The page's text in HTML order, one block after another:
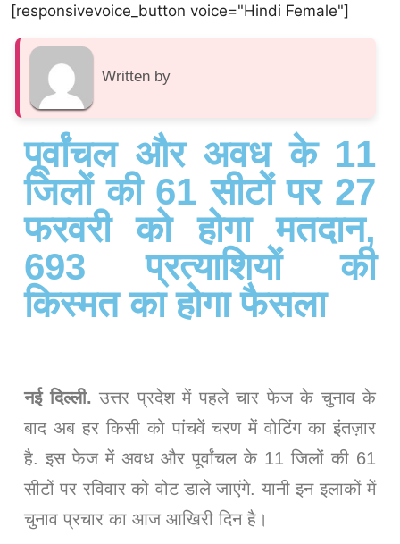
[responsivevoice_button voice="Hindi Female"]
Written by
पूर्वांचल और अवध के 11
जिलों की 61 सीटों पर 27
फरवरी को होगा मतदान,
693 प्रत्याशियों की
किस्मत का होगा फैसला
नई दिल्ली.उत्तर प्रदेश में पहले चार फेज के चुनाव के
बाद अब हर किसी को पांचवें चरण में वोटिंग का इंतज़ार
है. इस फेज में अवध और पूर्वांचल के 11 जिलों की 61
सीटों पर रविवार को वोट डाले जाएंगे. यानी इन इलाकों में
चुनाव प्रचार का आज आखिरी दिन है।